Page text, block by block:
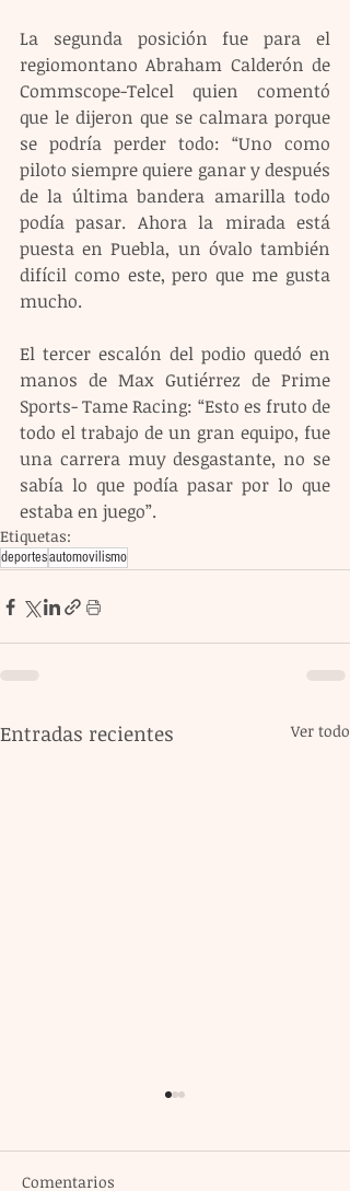
La segunda posición fue para el
regiomontano Abraham Calderón de
Commscope-Telcel quien comentó
que le dijeron que se calmara porque
se podría perder todo: “Uno como
piloto siempre quiere ganar y después
de la última bandera amarilla todo
podía pasar. Ahora la mirada está
puesta en Puebla, un óvalo también
difícil como este, pero que me gusta
mucho.
El tercer escalón del podio quedó en
manos de Max Gutiérrez de Prime
Sports- Tame Racing: “Esto es fruto de
todo el trabajo de un gran equipo, fue
una carrera muy desgastante, no se
sabía lo que podía pasar por lo que
estaba en juego”.
Etiquetas:
deportesautomovilismo
Entradas recientes Ver todo
Comentarios